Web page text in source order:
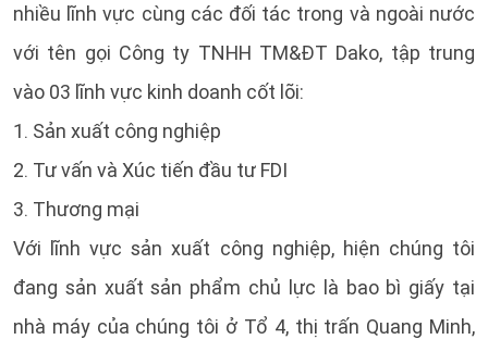
nhiều lĩnh vực cùng các đối tác trong và ngoài nước
với tên gọi Công ty TNHH TM&ĐT Dako, tập trung
vào 03 lĩnh vực kinh doanh cốt lõi:
1. Sản xuất công nghiệp
2. Tư vấn và Xúc tiến đầu tư FDI
3. Thương mại
Với lĩnh vực sản xuất công nghiệp, hiện chúng tôi
đang sản xuất sản phẩm chủ lực là bao bì giấy tại
nhà máy của chúng tôi ở Tổ 4, thị trấn Quang Minh,